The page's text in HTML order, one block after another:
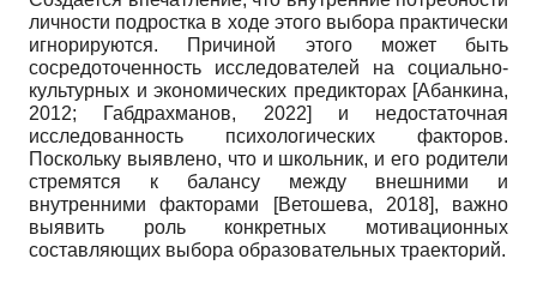
личности подростка в ходе этого выбора практически
игнорируются. Причиной этого может быть
сосредоточенность исследователей на социально-
культурных и экономических предикторах [Абанкина,
2012; Габдрахманов, 2022] и недостаточная
исследованность психологических факторов.
Поскольку выявлено, что и школьник, и его родители
стремятся к балансу между внешними и
внутренними факторами
[Ветошева, 2018], важно
выявить роль конкретных мотивационных
составляющих выбора образовательных траекторий.